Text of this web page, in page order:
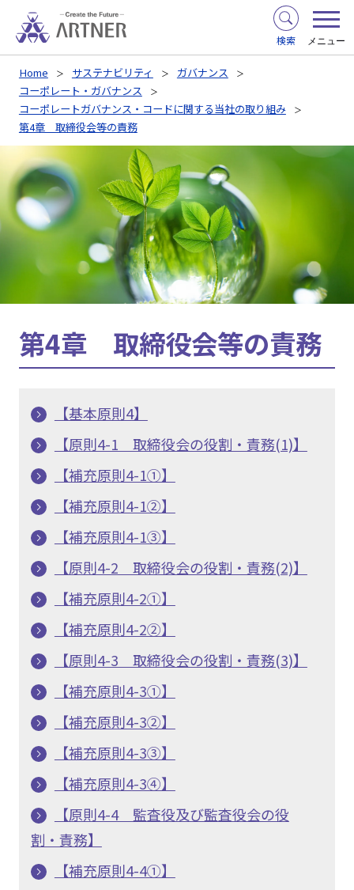
検索 メニュー
Home サステナビリティ
ガバナンス
コーポレート・ガバナンス
コーポレートガバナンス・コードに関する当社の取り組み
第4章 取締役会等の責務
第4章 取締役会等の責務
【基本原則4】
【原則4-1 取締役会の役割・責務(1)】
【補充原則4-1①】
【補充原則4-1②】
【補充原則4-1③】
【原則4-2 取締役会の役割・責務(2)】
【補充原則4-2①】
【補充原則4-2②】
【原則4-3 取締役会の役割・責務(3)】
【補充原則4-3①】
【補充原則4-3②】
【補充原則4-3③】
【補充原則4-3④】
【原則4-4 監査役及び監査役会の役
割・責務】
【補充原則4-4①】